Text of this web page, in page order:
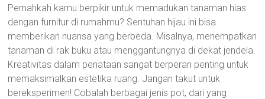
Pernahkah kamu berpikir untuk memadukan tanaman hias
dengan furnitur di rumahmu? Sentuhan hijau ini bisa
memberikan nuansa yang berbeda. Misalnya, menempatkan
tanaman di rak buku atau menggantungnya di dekat jendela.
Kreativitas dalam penataan sangat berperan penting untuk
memaksimalkan estetika ruang. Jangan takut untuk
bereksperimen! Cobalah berbagai jenis pot, dari yang